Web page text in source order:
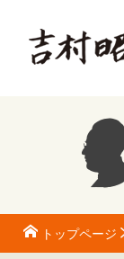
トップページ